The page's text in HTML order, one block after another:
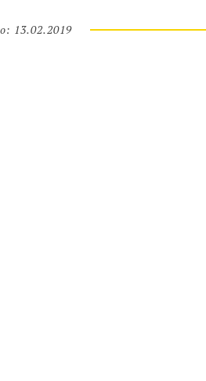
13.02.2019